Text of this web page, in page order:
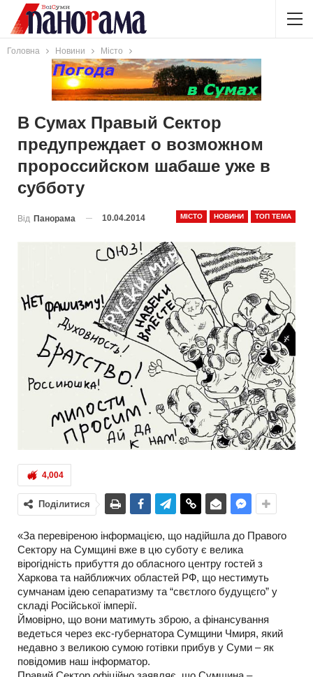
Головна Новини Місто
В Сумах Правый Сектор
предупреждает о возможном
пророссийском шабаше уже в
субботу
МІСТО НОВИНИ ТОП ТЕМА
Від Панорама 10.04.2014
4,004
Поділитися
«За перевіреною інформацією, що надійшла до Правого
Сектору на Сумщині вже в цю суботу є велика
вірогідність прибуття до обласного центру гостей з
Харкова та найближчих областей РФ, що нестимуть
сумчанам ідею сепаратизму та “свєтлого будущєго” у
складі Російської імперії.
Ймовірно, що вони матимуть зброю, а фінансування
ведеться через екс-губернатора Сумщини Чмиря, який
недавно з великою сумою готівки прибув у Суми – як
повідомив наш інформатор.